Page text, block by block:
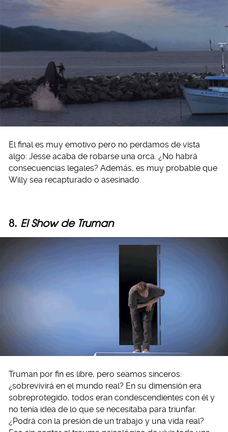
El final es muy emotivo pero no perdamos de vista
algo: Jesse acaba de robarse una orca. ¿No habrá
consecuencias legales? Además, es muy probable que
Willy sea recapturado o asesinado.
8. El Show de Truman
Truman por fin es libre, pero seamos sinceros:
¿sobrevivirá en el mundo real? En su dimensión era
sobreprotegido, todos eran condescendientes con él y
no tenía idea de lo que se necesitaba para triunfar.
¿Podrá con la presión de un trabajo y una vida real?